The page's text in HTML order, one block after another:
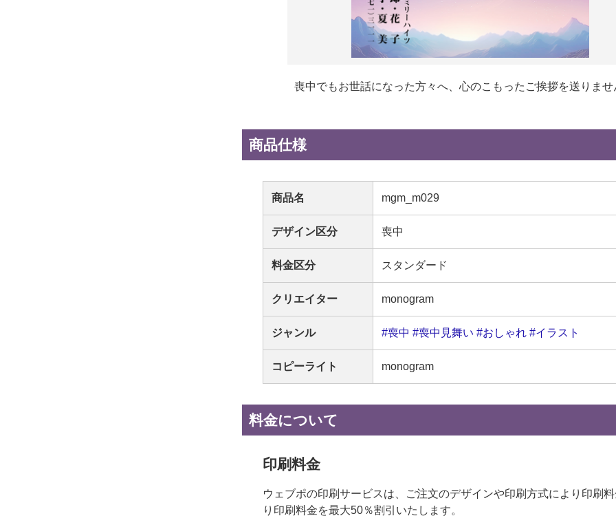
喪中でもお世話になった方々へ、心のこもったご挨拶を送りませ
商品仕様
商品名 mgm_m029
デザイン区分 喪中
料金区分 スタンダード
クリエイター monogram
ジャンル #喪中 #喪中見舞い #おしゃれ #イラスト
コピーライト monogram
料金について
印刷料金
ウェブポの印刷サービスは、ご注文のデザインや印刷方式により印刷
り印刷料金を最大50％割引いたします。